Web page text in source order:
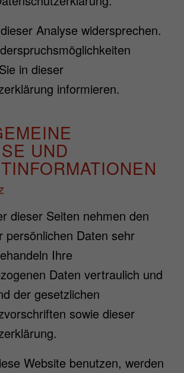
Analyse widersprechen.
in dieser
informieren.
UND
dieser Seiten nehmen den
persönlichen Daten sehr
Ihre
Daten vertraulich und
der gesetzlichen
sowie dieser
Website benutzen, werden